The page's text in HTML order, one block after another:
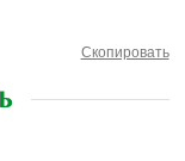
Скопировать